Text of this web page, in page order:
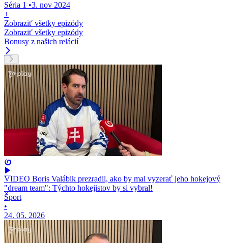
Séria 1 •3. nov 2024
+
Zobraziť všetky epizódy
Zobraziť všetky epizódy
Bonusy z našich relácií
VIDEO Boris Valábik prezradil, ako by mal vyzerať jeho hokejový
"dream team": Týchto hokejistov by si vybral!
Šport
•
24. 05. 2026